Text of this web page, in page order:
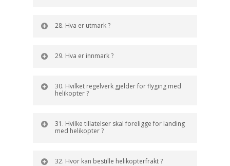
28. Hva er utmark ?
29. Hva er innmark ?
30. Hvilket regelverk gjelder for flyging med
helikopter ?
31. Hvilke tillatelser skal foreligge for landing
med helikopter ?
32. Hvor kan bestille helikopterfrakt ?